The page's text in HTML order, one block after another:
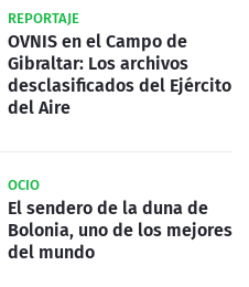
REPORTAJE
OVNIS en el Campo de
Gibraltar: Los archivos
desclasificados del Ejército
del Aire
OCIO
El sendero de la duna de
Bolonia, uno de los mejores
del mundo